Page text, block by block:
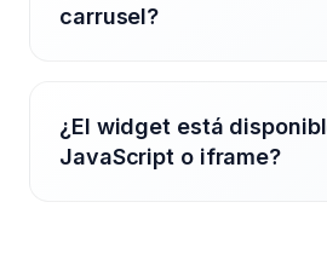
carrusel?
¿El widget está
JavaScript o iframe?